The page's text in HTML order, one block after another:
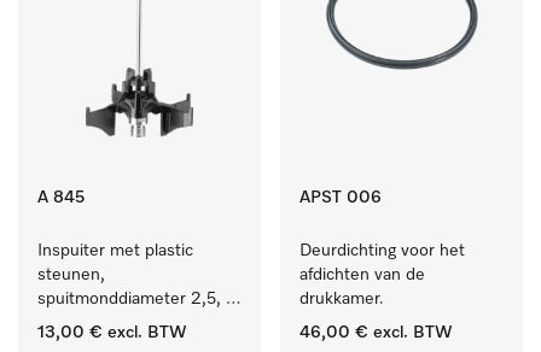
A 845
Inspuiter met plastic
steunen,
spuitmonddiameter 2,5,
lengte 125 mm, 1 stuk.
13,00 € excl. BTW
APST 006
Deurdichting voor het
afdichten van de
drukkamer.
46,00 € excl. BTW